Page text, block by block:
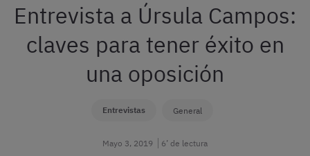
Entrevista a Úrsula Campos:
claves para tener éxito en
una oposición
Entrevistas General
Mayo 3, 2019 6’ de lectura